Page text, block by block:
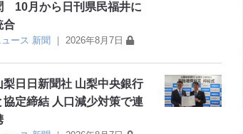
10月から日刊県民福井に
合
ース 新聞 ｜2026年8月7日
梨日日新聞社 山梨中央銀行
協定締結 人口減少対策で連